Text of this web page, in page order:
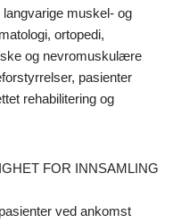
muskel- og
ortopedi,
og nevromuskulære
pasienter
rehabilitering og
FOR INNSAMLING
ved ankomst